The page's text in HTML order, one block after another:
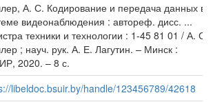
А. С. Кодирование и передача данных в
видеонаблюдения : автореф. дисс. ...
техники и технологии : 1-45 81 01 / А. С.
; науч. рук. А. Е. Лагутин. – Минск :
2020. – 8 с.
libeldoc.bsuir.by/handle/123456789/42618